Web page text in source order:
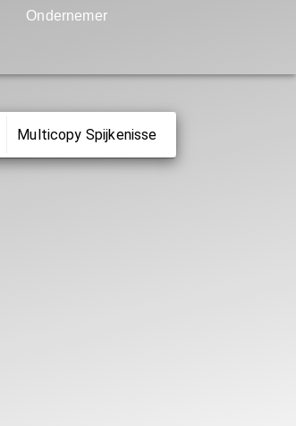
Ondernemer
Multicopy Spijkenisse